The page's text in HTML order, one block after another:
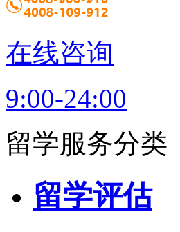
在线咨询
9:00-24:00
留学服务分类
留学评估